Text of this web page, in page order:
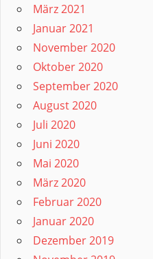
März 2021
Januar 2021
November 2020
Oktober 2020
September 2020
August 2020
Juli 2020
Juni 2020
Mai 2020
März 2020
Februar 2020
Januar 2020
Dezember 2019